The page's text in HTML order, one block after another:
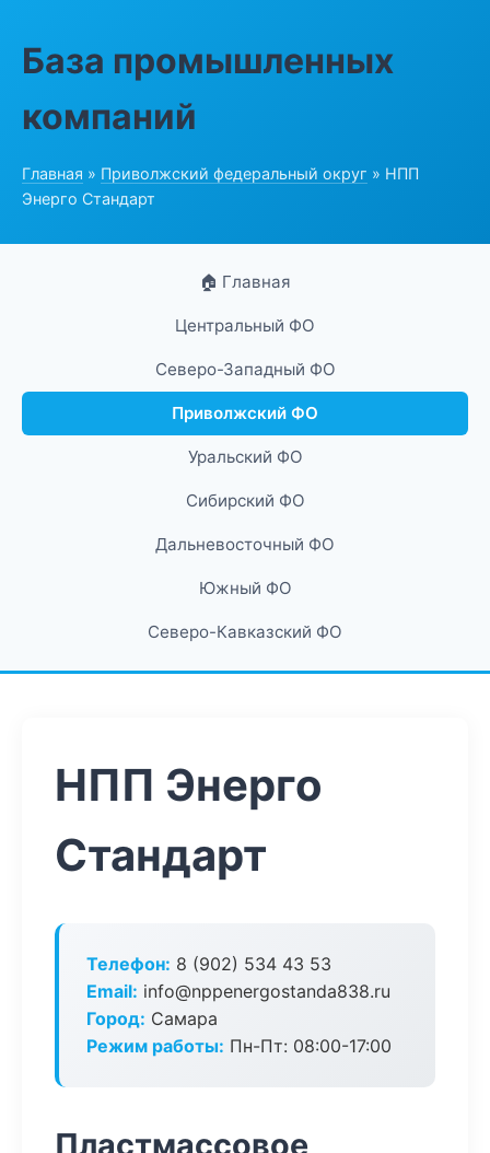
База промышленных
компаний
Главная » Приволжский федеральный округ » НПП
Энерго Стандарт
🏠 Главная
Центральный ФО
Северо-Западный ФО
Приволжский ФО
Уральский ФО
Сибирский ФО
Дальневосточный ФО
Южный ФО
Северо-Кавказский ФО
НПП Энерго
Стандарт
Телефон: 8 (902) 534 43 53
Email: info@nppenergostanda838.ru
Город: Самара
Режим работы: Пн-Пт: 08:00-17:00
Пластмассовое